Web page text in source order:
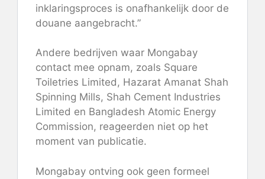
inklaringsproces is onafhankelijk door de
douane aangebracht.”
Andere bedrijven waar Mongabay
contact mee opnam, zoals Square
Toiletries Limited, Hazarat Amanat Shah
Spinning Mills, Shah Cement Industries
Limited en Bangladesh Atomic Energy
Commission, reageerden niet op het
moment van publicatie.
Mongabay ontving ook geen formeel